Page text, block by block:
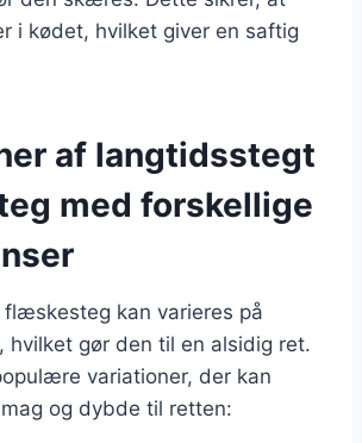
i kødet, hvilket giver en saftig
af langtidsstegt
med forskellige
kan varieres på
hvilket gør den til en alsidig ret.
variationer, der kan
og dybde til retten: